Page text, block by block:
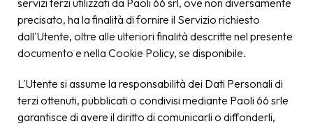
servizi terzi utilizzati da Paoli 66 srl, ove non diversamente
precisato, ha la finalità di fornire il Servizio richiesto
dall'Utente, oltre alle ulteriori finalità descritte nel presente
documento e nella Cookie Policy, se disponibile.
L'Utente si assume la responsabilità dei Dati Personali di
terzi ottenuti, pubblicati o condivisi mediante Paoli 66 srle
garantisce di avere il diritto di comunicarli o diffonderli,